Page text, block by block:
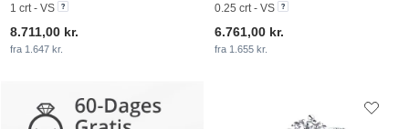
1 crt - VS
8.711,00 kr.
fra 1.647 kr.
0.25 crt - VS
6.761,00 kr.
fra 1.655 kr.